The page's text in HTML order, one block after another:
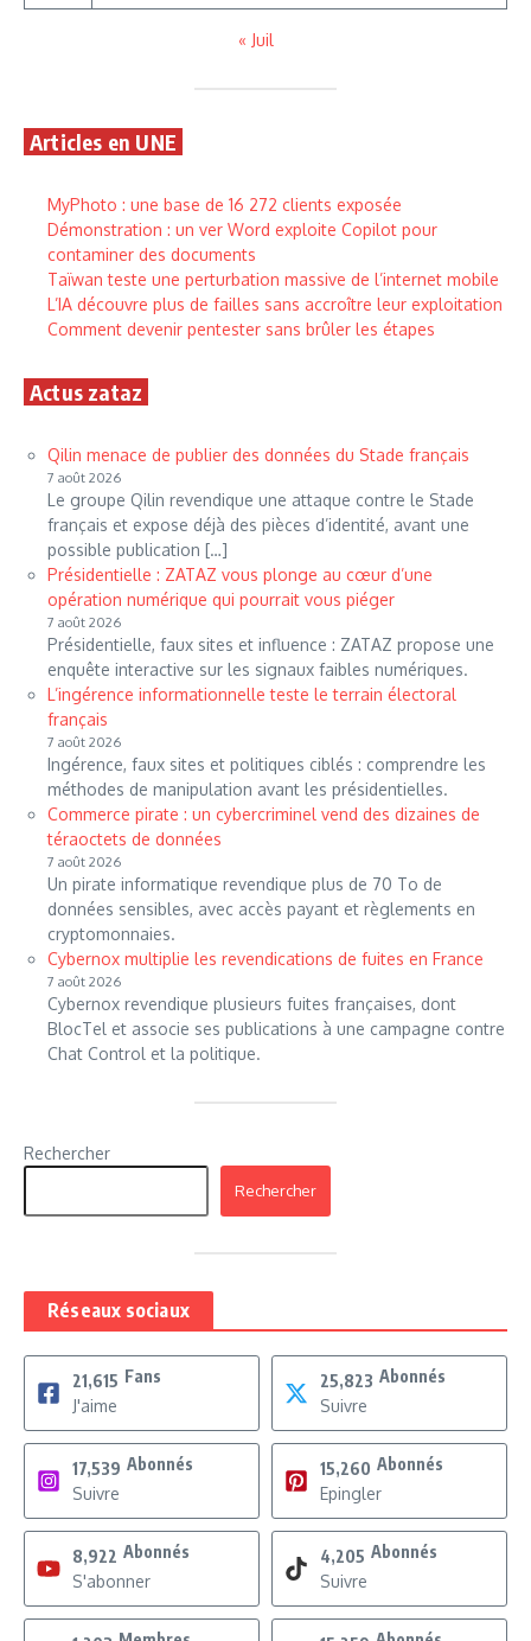
« Juil
Articles en UNE
MyPhoto : une base de 16 272 clients exposée
Démonstration : un ver Word exploite Copilot pour
contaminer des documents
Taïwan teste une perturbation massive de l’internet mobile
L’IA découvre plus de failles sans accroître leur exploitation
Comment devenir pentester sans brûler les étapes
Actus zataz
Qilin menace de publier des données du Stade français
7 août 2026
Le groupe Qilin revendique une attaque contre le Stade
français et expose déjà des pièces d’identité, avant une
possible publication […]
Présidentielle : ZATAZ vous plonge au cœur d’une
opération numérique qui pourrait vous piéger
7 août 2026
Présidentielle, faux sites et influence : ZATAZ propose une
enquête interactive sur les signaux faibles numériques.
L’ingérence informationnelle teste le terrain électoral
français
7 août 2026
Ingérence, faux sites et politiques ciblés : comprendre les
méthodes de manipulation avant les présidentielles.
Commerce pirate : un cybercriminel vend des dizaines de
téraoctets de données
7 août 2026
Un pirate informatique revendique plus de 70 To de
données sensibles, avec accès payant et règlements en
cryptomonnaies.
Cybernox multiplie les revendications de fuites en France
7 août 2026
Cybernox revendique plusieurs fuites françaises, dont
BlocTel et associe ses publications à une campagne contre
Chat Control et la politique.
Rechercher
Rechercher
Réseaux sociaux
21,615 Fans
J'aime
25,823 Abonnés
Suivre
17,539 Abonnés
Suivre
15,260 Abonnés
Epingler
8,922 Abonnés
S'abonner
4,205 Abonnés
Suivre